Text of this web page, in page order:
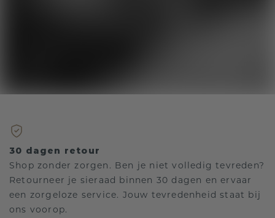
30 dagen retour
Shop zonder zorgen. Ben je niet volledig tevreden?
Retourneer je sieraad binnen 30 dagen en ervaar
een zorgeloze service. Jouw tevredenheid staat bij
ons voorop.